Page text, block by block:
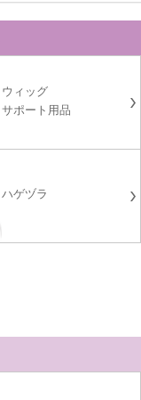
ウィッグ
サポート用品
ハゲヅラ